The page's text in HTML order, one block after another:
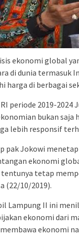
ekonomi global
di dunia termasuk
harga di berbagai
periode 2019-2024
bukan
lebih responsif
pak Jokowi
ekonomi
tetap
(22/10/2019).
Lampung II ini
ekonomi dari
ekonomi